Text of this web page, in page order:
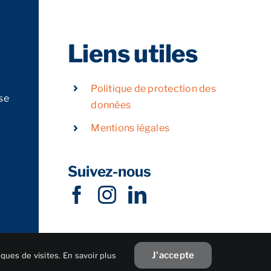
Liens utiles
Politique de protection des
données
Mentions légales
Suivez-nous
de visites. En savoir plus J'accepte